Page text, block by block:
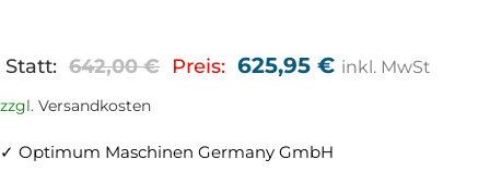
Statt: 642,00€ Preis: 625,95 € inkl. MwSt
zzgl. Versandkosten
✓ Optimum Maschinen Germany GmbH